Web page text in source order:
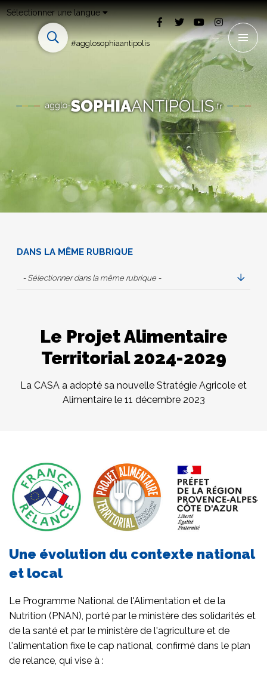
Sélectionner une langue
#agglosophiaantipolis
DANS LA MÊME RUBRIQUE
- Sélectionner dans la même rubrique -
Le Projet Alimentaire
Territorial 2024-2029
La CASA a adopté sa nouvelle Stratégie Agricole et
Alimentaire le 11 décembre 2023
Une évolution du contexte national
et local
Le Programme National de l'Alimentation et de la
Nutrition (PNAN), porté par le ministère des solidarités et
de la santé et par le ministère de l'agriculture et de
l'alimentation fixe le cap national, confirmé dans le plan
de relance, qui vise à :